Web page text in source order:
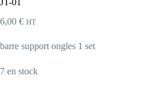
6,00 € HT
barre support ongles 1 set
7 en stock